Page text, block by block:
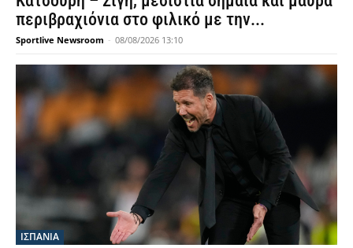
περιβραχιόνια στο φιλικό με την...
Sportlive Newsroom - 08/08/2026 13:10
ΙΣΠΑΝΙΑ